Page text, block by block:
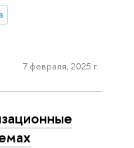
7 февраля, 2025 г.